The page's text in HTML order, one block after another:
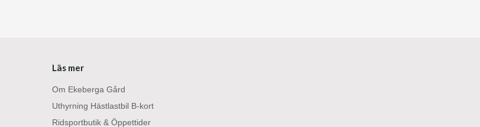
Läs mer
Om Ekeberga Gård
Uthyrning Hästlastbil B-kort
Ridsportbutik & Öppettider